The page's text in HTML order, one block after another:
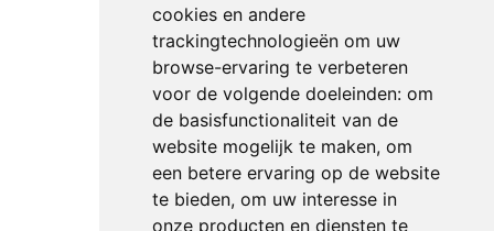
cookies en andere
trackingtechnologieën om uw
browse-ervaring te verbeteren
voor de volgende doeleinden: om
de basisfunctionaliteit van de
website mogelijk te maken, om
een betere ervaring op de website
te bieden, om uw interesse in
onze producten en diensten te